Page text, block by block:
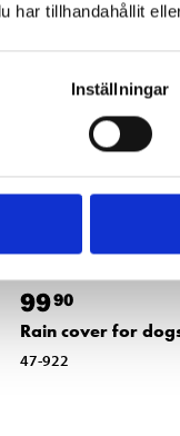
har tillhandahållit
Inställningar
9990
Rain cover for
47-922